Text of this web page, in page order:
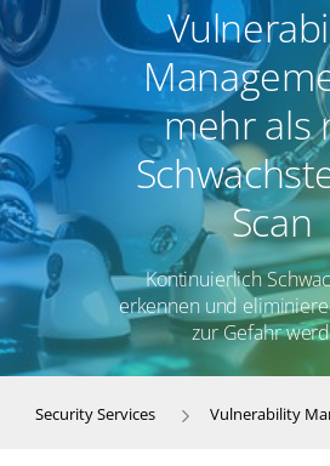
Portfolio
Infrastruktur & Betrieb
Über uns
Karriere
Blog
mehr als
Scan
Kontinuierlich
erkennen und
zur Gefahr
Security Services Vulnerability